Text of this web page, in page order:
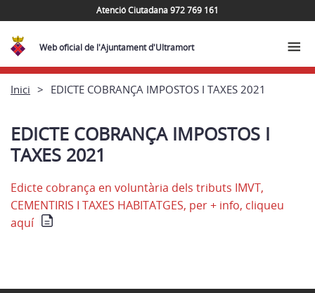
Atenció Ciutadana 972 769 161
Web oficial de l'Ajuntament d'Ultramort
Inici EDICTE COBRANÇA IMPOSTOS I TAXES 2021
EDICTE COBRANÇA IMPOSTOS I
TAXES 2021
Edicte cobrança en voluntària dels tributs IMVT,
CEMENTIRIS I TAXES HABITATGES, per + info, cliqueu
aquí